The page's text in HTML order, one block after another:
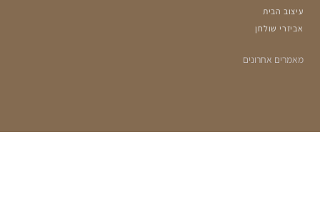
עיצוב הבית
אביזרי שולחן
מאמרים אחרונים